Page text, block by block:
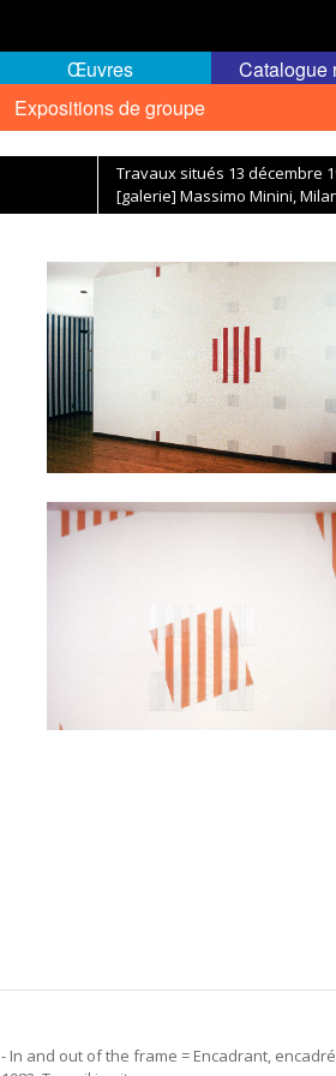
Expositions de groupe
Œuvres Catalogue
Travaux situés 13 décembre
[galerie] Massimo Minini,
- In and out of the frame = Encadrant,